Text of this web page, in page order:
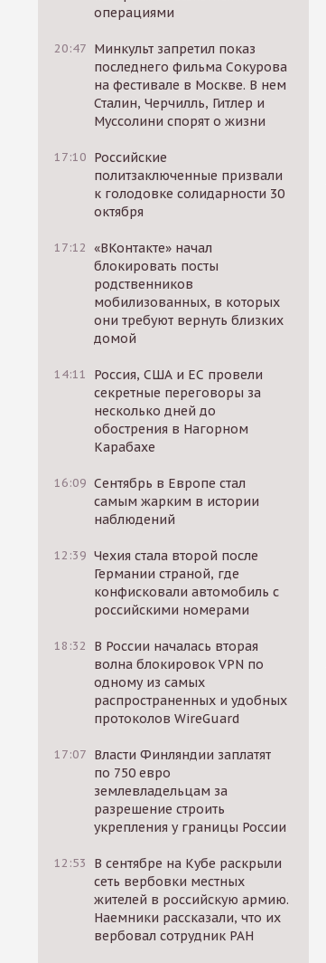
операциями
20:47 Минкульт запретил показ
последнего фильма Сокурова
на фестивале в Москве. В нем
Сталин, Черчилль, Гитлер и
Муссолини спорят о жизни
17:10 Российские
политзаключенные призвали
к голодовке солидарности 30
октября
17:12 «ВКонтакте» начал
блокировать посты
родственников
мобилизованных, в которых
они требуют вернуть близких
домой
14:11
Россия, США и ЕС провели
секретные переговоры за
несколько дней до
обострения в Нагорном
Карабахе
16:09 Сентябрь в Европе стал
самым жарким в истории
наблюдений
12:39 Чехия стала второй после
Германии страной, где
конфисковали автомобиль с
российскими номерами
18:32
В России началась вторая
волна блокировок VPN по
одному из самых
распространенных и удобных
протоколов WireGuard
17:07 Власти Финляндии заплатят
по 750 евро
землевладельцам за
разрешение строить
укрепления у границы России
12:53
В сентябре на Кубе раскрыли
сеть вербовки местных
жителей в российскую армию.
Наемники рассказали, что их
вербовал сотрудник РАН